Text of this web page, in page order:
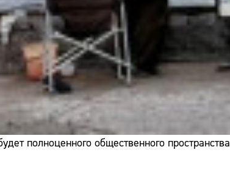
полноценного общественного пространства